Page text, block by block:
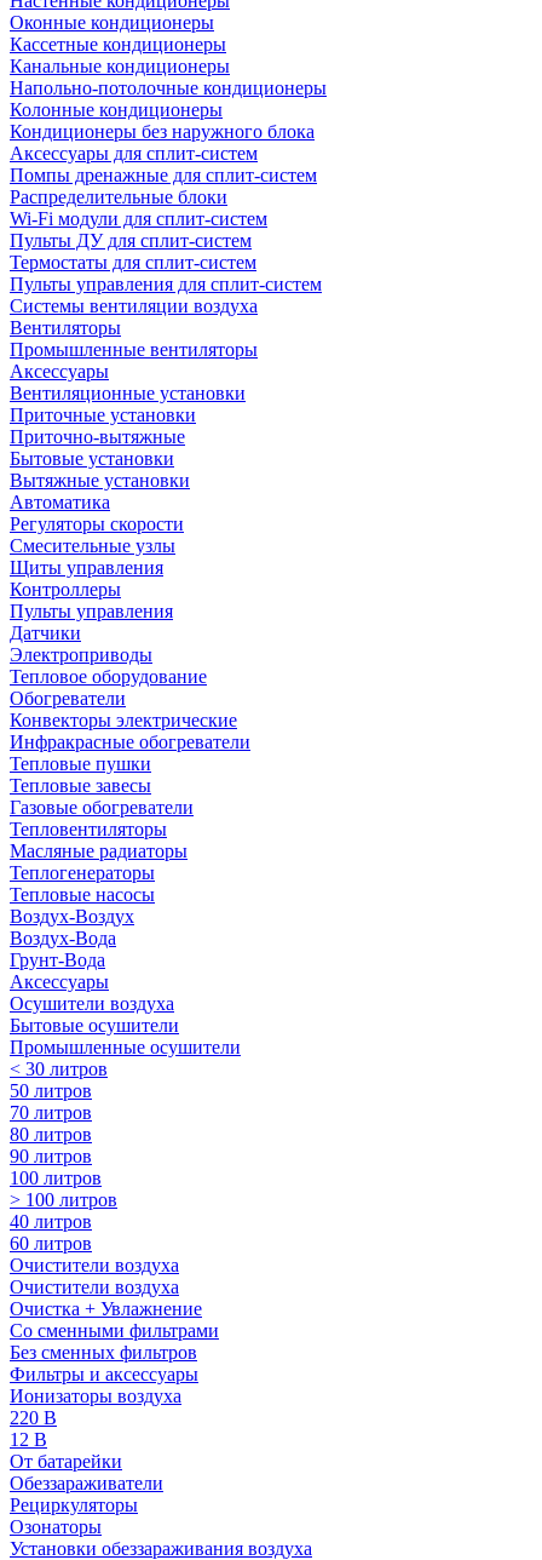
Оконные кондиционеры
Кассетные кондиционеры
Канальные кондиционеры
Напольно-потолочные кондиционеры
Колонные кондиционеры
Кондиционеры без наружного блока
Аксессуары для сплит-систем
Помпы дренажные для сплит-систем
Распределительные блоки
Wi-Fi модули для сплит-систем
Пульты ДУ для сплит-систем
Термостаты для сплит-систем
Пульты управления для сплит-систем
Системы вентиляции воздуха
Вентиляторы
Промышленные вентиляторы
Аксессуары
Вентиляционные установки
Приточные установки
Приточно-вытяжные
Бытовые установки
Вытяжные установки
Автоматика
Регуляторы скорости
Смесительные узлы
Щиты управления
Контроллеры
Пульты управления
Датчики
Электроприводы
Тепловое оборудование
Обогреватели
Конвекторы электрические
Инфракрасные обогреватели
Тепловые пушки
Тепловые завесы
Газовые обогреватели
Тепловентиляторы
Масляные радиаторы
Теплогенераторы
Тепловые насосы
Воздух-Воздух
Воздух-Вода
Грунт-Вода
Аксессуары
Осушители воздуха
Бытовые осушители
Промышленные осушители
< 30 литров
50 литров
70 литров
80 литров
90 литров
100 литров
> 100 литров
40 литров
60 литров
Очистители воздуха
Очистители воздуха
Очистка + Увлажнение
Cо сменными фильтрами
Без сменных фильтров
Фильтры и аксессуары
Ионизаторы воздуха
220 В
12 В
От батарейки
Обеззараживатели
Рециркуляторы
Озонаторы
Установки обеззараживания воздуха